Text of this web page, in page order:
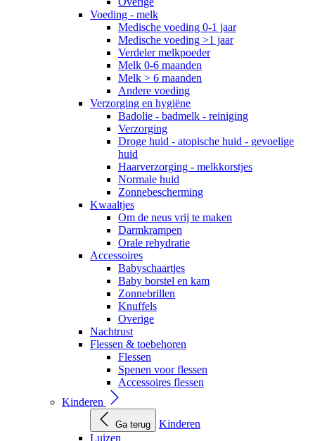
Voeding - melk
Medische voeding 0-1 jaar
Medische voeding >1 jaar
Verdeler melkpoeder
Melk 0-6 maanden
Melk > 6 maanden
Andere voeding
Verzorging en hygiëne
Badolie - badmelk - reiniging
Verzorging
Droge huid - atopische huid - gevoelige
huid
Haarverzorging - melkkorstjes
Normale huid
Zonnebescherming
Kwaaltjes
Om de neus vrij te maken
Darmkrampen
Orale rehydratie
Accessoires
Babyschaartjes
Baby borstel en kam
Zonnebrillen
Knuffels
Overige
Nachtrust
Flessen & toebehoren
Flessen
Spenen voor flessen
Accessoires flessen
Kinderen
Ga terug
Kinderen
Luizen